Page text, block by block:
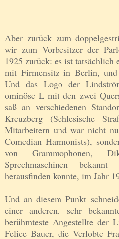
Aber zurück zum
wir zum Vorbesitzer der
1925 zurück: es ist tatsächlich
mit Firmensitz in Berlin,
Und das Logo der
ominöse L mit den zwei
saß an verschiedenen
Kreuzberg (Schlesische
Mitarbeitern und war nicht
Comedian Harmonists),
von Grammophonen,
Sprechmaschinen
herausfinden konnte, im Jahr
Und an diesem Punkt
einer anderen, sehr
berühmteste Angestellte der
Felice Bauer, die Verlobte